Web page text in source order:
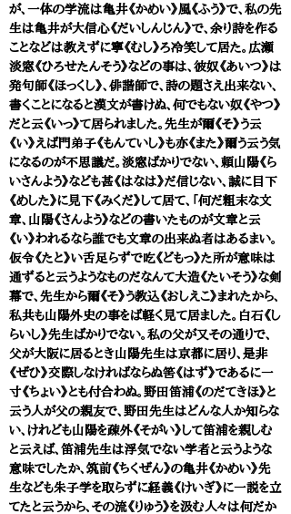
が、一体の学流は亀井《かめい》風《ふう》で、私の先
生は亀井が大信心《だいしんじん》で、余り詩を作る
ことなどは教えずに寧《むし》ろ冷笑して居た。広瀬
淡窓《ひろせたんそう》などの事は、彼奴《あいつ》は
発句師《ほっくし》、俳諧師で、詩の題さえ出来ない、
書くことになると漢文が書けぬ、何でもない奴《やつ》
だと云《いっ》て居られました。先生が爾《そ》う云
《い》えば門弟子《もんていし》も亦《また》爾う云う気
になるのが不思議だ。淡窓ばかりでない、頼山陽《ら
いさんよう》なども甚《はなは》だ信じない、誠に目下
《めした》に見下《みくだ》して居て、「何だ粗末な文
章、山陽《さんよう》などの書いたものが文章と云
《い》われるなら誰でも文章の出来ぬ者はあるまい。
仮令《たと》い舌足らずで吃《どもっ》た所が意味は
通ずると云うようなものだなんて大造《たいそう》な剣
幕で、先生から爾《そ》う教込《おしえこ》まれたから、
私共も山陽外史の事をば軽く見て居ました。白石《し
らいし》先生ばかりでない。私の父が又その通りで、
父が大阪に居るとき山陽先生は京都に居り、是非
《ぜひ》交際しなければならぬ筈《はず》であるに一
寸《ちょい》とも付合わぬ。野田笛浦《のだてきほ》と
云う人が父の親友で、野田先生はどんな人か知らな
い、けれども山陽を疎外《そがい》して笛浦を親しむ
と云えば、笛浦先生は浮気でない学者と云うような
意味でしたか、筑前《ちくぜん》の亀井《かめい》先
生なども朱子学を取らずに経義《けいぎ》に一説を立
てたと云うから、その流《りゅう》を汲む人々は何だか